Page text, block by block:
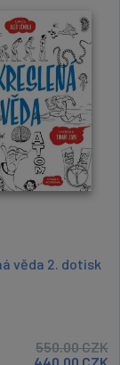
věda 2. dotisk
550.00CZK